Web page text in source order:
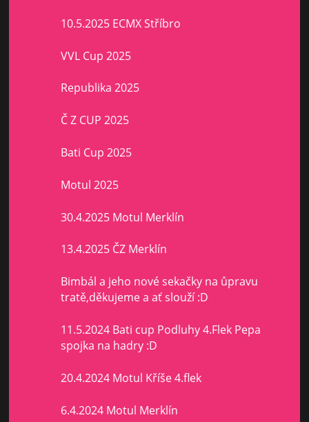
10.5.2025 ECMX Stříbro
VVL Cup 2025
Republika 2025
Č Z CUP 2025
Bati Cup 2025
Motul 2025
30.4.2025 Motul Merklín
13.4.2025 ČZ Merklín
Bimbál a jeho nové sekačky na ůpravu
tratě,děkujeme a ať slouží :D
11.5.2024 Bati cup Podluhy 4.Flek Pepa
spojka na hadry :D
20.4.2024 Motul Kříše 4.flek
6.4.2024 Motul Merklín